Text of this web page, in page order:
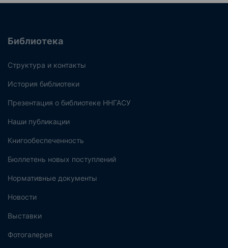
Библиотека
Структура и контакты
История библиотеки
Презентация о библиотеке ННГАСУ
Наши публикации
Книгообеспеченность
Бюллетень новых поступлений
Нормативные документы
Новости
Выставки
Фотогалерея